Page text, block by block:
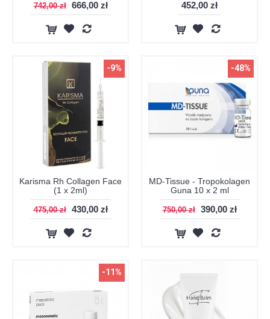
742,00 zł 666,00 zł 452,00 zł
-9%
Karisma Rh Collagen Face
(1 x 2ml)
475,00 zł 430,00 zł
-48%
MD-Tissue - Tropokolagen
Guna 10 x 2 ml
750,00 zł 390,00 zł
-11%